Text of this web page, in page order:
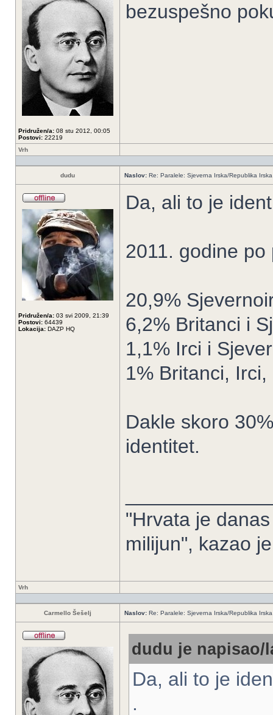
Pridružen/a: 08 stu 2012, 00:05
Postovi: 22219
bezuspešno
Vrh
dudu Naslov: Re: Paralele: Sjeverna Irska/Republika
Pridružen/a: 03 svi 2009, 21:39
Postovi: 64439
Lokacija: DAZP HQ
Da, ali to je
2011. godine po
20,9%
6,2% Britanci i
1,1% Irci i
1% Britanci,
Dakle skoro
identitet.
"Hrvata je
milijun", kazao
Vrh
Carmello Šešelj Naslov: Re: Paralele: Sjeverna Irska/Republika
dudu je napisao/
Da, ali to je
.